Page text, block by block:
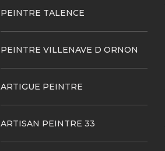
PEINTRE TALENCE
PEINTRE VILLENAVE D ORNON
ARTIGUE PEINTRE
ARTISAN PEINTRE 33